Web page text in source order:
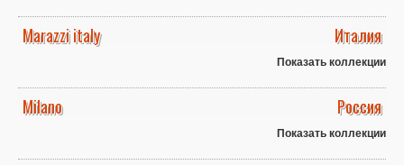
Marazzi italy Италия
Показать коллекции
Milano Россия
Показать коллекции